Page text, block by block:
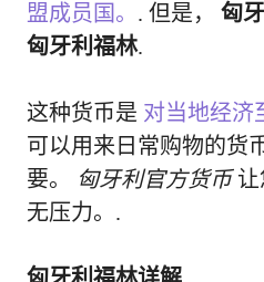
盟成员国。 . 但是， 匈
匈牙利福林.
这种货币是 对当地经济
可以用来日常购物的货
要。
匈牙利官方货币让
无压力。.